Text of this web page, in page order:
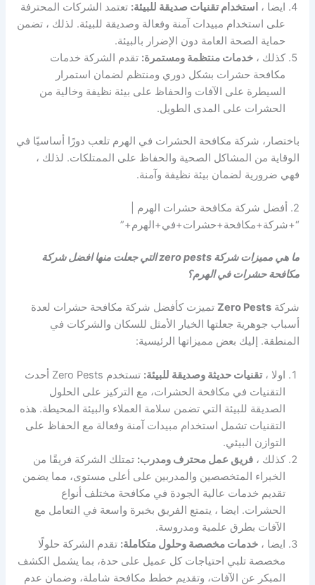
ايضا ، استخدام تقنيات صديقة للبيئة: تعتمد الشركات المحترفة
على استخدام مبيدات آمنة وفعالة وصديقة للبيئة. لذلك ، تضمن
حماية الصحة العامة دون الإضرار بالبيئة.
كذلك ،خدمات منتظمة ومستمرة: تقدم الشركة خدمات
مكافحة حشرات بشكل دوري ومنتظم لضمان استمرار
السيطرة على الآفات والحفاظ على بيئة نظيفة وخالية من
الحشرات على المدى الطويل.
باختصار، شركة مكافحة الحشرات في الهرم تلعب دورًا أساسيًا في
الوقاية من المشاكل الصحية والحفاظ على الممتلكات. لذلك ،
فهي ضرورية لضمان بيئة نظيفة وآمنة.
2. أفضل شركة مكافحة حشرات الهرم |
“+شركة+مكافحة+حشرات+في+الهرم+”
ما هي مميزات شركة zero pests التي جعلت منها افضل شركة
مكافحة حشرات في الهرم؟
شركةZero Pests تميزت كأفضل شركة مكافحة حشرات لعدة
أسباب جوهرية جعلتها الخيار الأمثل للسكان والشركات في
المنطقة. إليك بعض مميزاتها الرئيسية:
اولا ،تقنيات حديثة وصديقة للبيئة:
تستخدم Zero Pests أحدث
التقنيات في مكافحة الحشرات، مع التركيز على الحلول
الصديقة للبيئة التي تضمن سلامة العملاء والبيئة المحيطة. هذه
التقنيات تشمل استخدام مبيدات آمنة وفعالة مع الحفاظ على
التوازن البيئي.
كذلك ،فريق عمل محترف ومدرب: تمتلك الشركة فريقًا من
الخبراء المتخصصين والمدربين على أعلى مستوى، مما يضمن
تقديم خدمات عالية الجودة في مكافحة مختلف أنواع
الحشرات. ايضا ، يتمتع الفريق بخبرة واسعة في التعامل مع
الآفات بطرق علمية ومدروسة.
ايضا ،خدمات مخصصة وحلول متكاملة: تقدم الشركة حلولًا
مخصصة تلبي احتياجات كل عميل على حدة، بما يشمل الكشف
المبكر عن الآفات، وتقديم خطط مكافحة شاملة، وضمان عدم